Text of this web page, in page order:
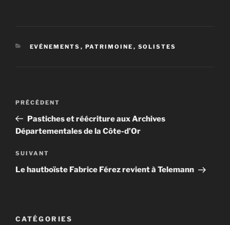
CATÉGORIES
EVÉNEMENTS , PATRIMOINE , SOLISTES
Navigation
l’article
Article
précédent
PRÉCÉDENT
Pastiches et réécriture aux Archives
Départementales de la Côte-d’Or
Article
suivant
SUIVANT
Le hautboïste Fabrice Férez revient à Telemann
CATÉGORIES